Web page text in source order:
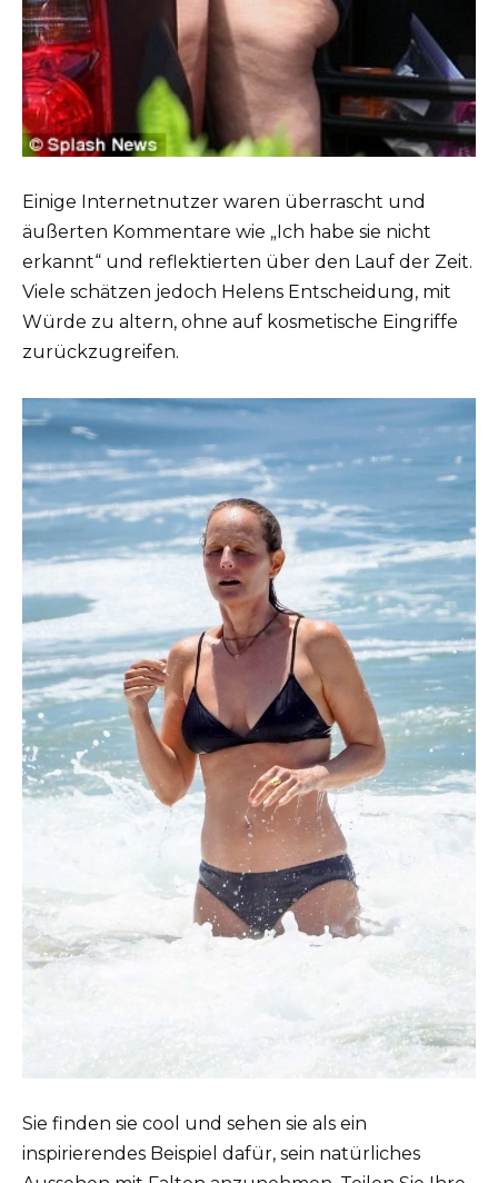
Einige Internetnutzer waren überrascht und
äußerten Kommentare wie „Ich habe sie nicht
erkannt“ und reflektierten über den Lauf der Zeit.
Viele schätzen jedoch Helens Entscheidung, mit
Würde zu altern, ohne auf kosmetische Eingriffe
zurückzugreifen.
Sie finden sie cool und sehen sie als ein
inspirierendes Beispiel dafür, sein natürliches